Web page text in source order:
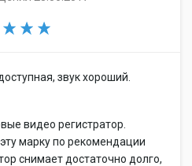
звук хороший.
видео регистратор.
марку по рекомендации
снимает достаточно долго,